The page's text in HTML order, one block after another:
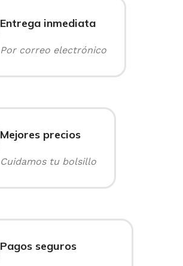
Entrega inmediata
Por correo electrónico
Mejores precios
Cuidamos tu bolsillo
Pagos seguros